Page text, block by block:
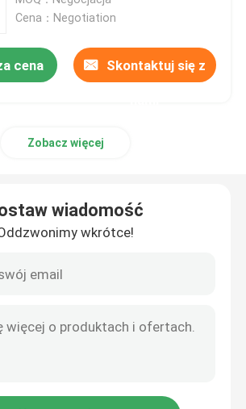
stopowej
Cena：Negotiation
cena Skontaktuj się z
Zobacz więcej
wiadomość
wkrótce!